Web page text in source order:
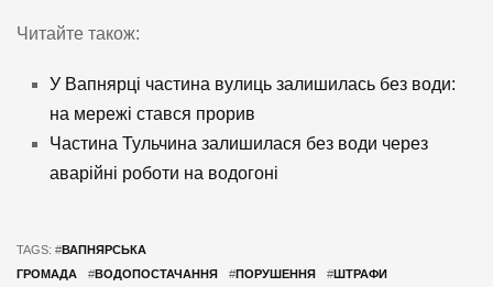
Читайте також:
У Вапнярці частина вулиць залишилась без води:
на мережі стався прорив
Частина Тульчина залишилася без води через
аварійні роботи на водогоні
TAGS: #ВАПНЯРСЬКА
ГРОМАДА
#ВОДОПОСТАЧАННЯ #ПОРУШЕННЯ #ШТРАФИ